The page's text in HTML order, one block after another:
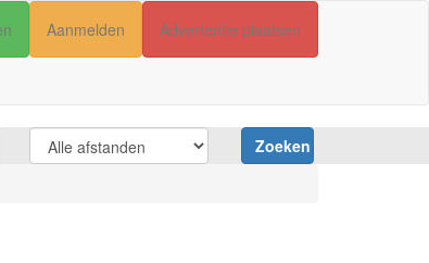
Aanmelden Advertentie plaatsen
Zoeken